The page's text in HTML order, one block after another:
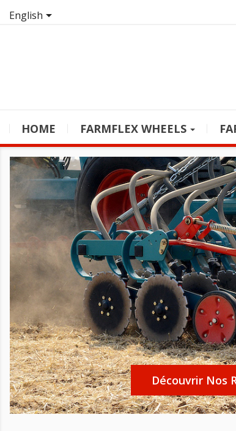
English
HOME FARMFLEX WHEELS
Découvrir Nos